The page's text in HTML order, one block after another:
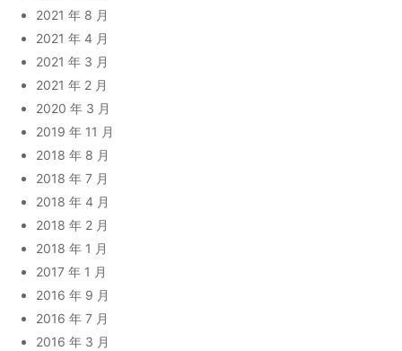
2021 年 8 月
2021 年 4 月
2021 年 3 月
2021 年 2 月
2020 年 3 月
2019 年 11 月
2018 年 8 月
2018 年 7 月
2018 年 4 月
2018 年 2 月
2018 年 1 月
2017 年 1 月
2016 年 9 月
2016 年 7 月
2016 年 3 月